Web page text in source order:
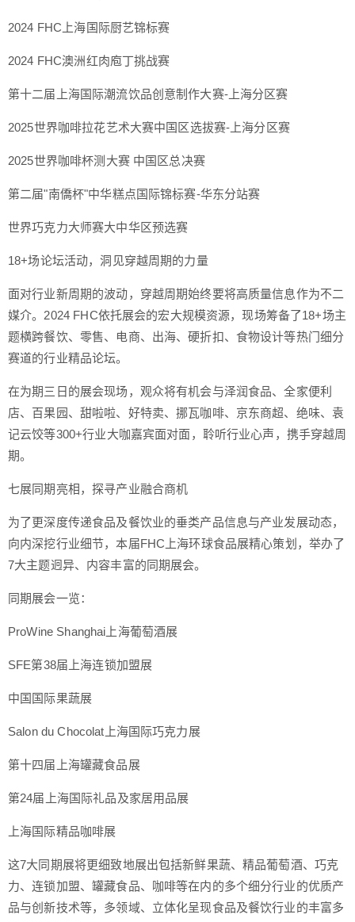
2024 FHC上海国际厨艺锦标赛
2024 FHC澳洲红肉庖丁挑战赛
第十二届上海国际潮流饮品创意制作大赛-上海分区赛
2025世界咖啡拉花艺术大赛中国区选拔赛-上海分区赛
2025世界咖啡杯测大赛 中国区总决赛
第二届"南僑杯"中华糕点国际锦标赛-华东分站赛
世界巧克力大师赛大中华区预选赛
18+场论坛活动，洞见穿越周期的力量
面对行业新周期的波动，穿越周期始终要将高质量信息作为不二
媒介。2024 FHC依托展会的宏大规模资源，现场筹备了18+场主
题横跨餐饮、零售、电商、出海、硬折扣、食物设计等热门细分
赛道的行业精品论坛。
在为期三日的展会现场，观众将有机会与泽润食品、全家便利
店、百果园、甜啦啦、好特卖、挪瓦咖啡、京东商超、绝味、袁
记云饺等300+行业大咖嘉宾面对面，聆听行业心声，携手穿越周
期。
七展同期亮相，探寻产业融合商机
为了更深度传递食品及餐饮业的垂类产品信息与产业发展动态，
向内深挖行业细节，本届FHC上海环球食品展精心策划，举办了
7大主题迥异、内容丰富的同期展会。
同期展会一览：
ProWine Shanghai上海葡萄酒展
SFE第38届上海连锁加盟展
中国国际果蔬展
Salon du Chocolat上海国际巧克力展
第十四届上海罐藏食品展
第24届上海国际礼品及家居用品展
上海国际精品咖啡展
这7大同期展将更细致地展出包括新鲜果蔬、精品葡萄酒、巧克
力、连锁加盟、罐藏食品、咖啡等在内的多个细分行业的优质产
品与创新技术等，多领域、立体化呈现食品及餐饮行业的丰富多